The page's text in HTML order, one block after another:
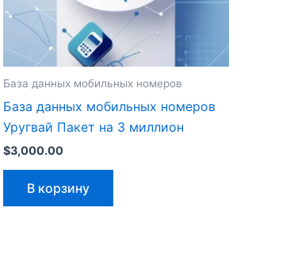
База данных мобильных номеров
База данных мобильных номеров
Уругвай Пакет на 3 миллион
$3,000.00
В корзину